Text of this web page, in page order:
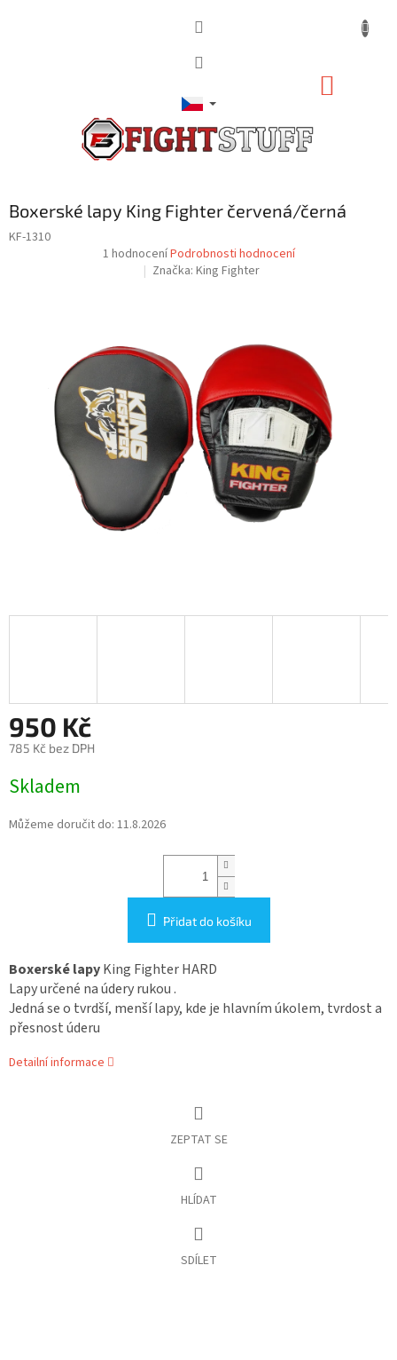
Boxerské lapy King Fighter červená/černá
KF-1310
Průměrné
hodnocení
5
hvězdiček.
1 hodnoceníPodrobnosti hodnocení
Značka: King Fighter
950 Kč
785 Kč bez DPH
cena:
Skladem
Můžeme doručit do: 11.8.2026
Přidat do košíku
Boxerské lapyKing Fighter HARD
Lapy určené na údery rukou .
Jedná se o tvrdší, menší lapy, kde je hlavním úkolem, tvrdost a
přesnost úderu
Detailní informace
ZEPTAT SE
HLÍDAT
SDÍLET